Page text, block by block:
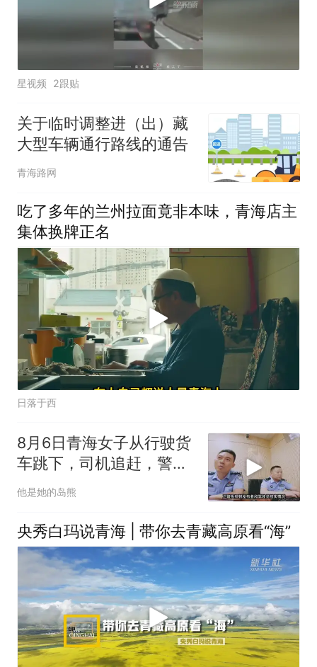
星视频 2跟贴
关于临时调整进（出）藏
大型车辆通行路线的通告
青海路网
吃了多年的兰州拉面竟非本味，青海店主
集体换牌正名
日落于西
8月6日青海女子从行驶货
车跳下，司机追赶，警方
介入
他是她的岛熊
央秀白玛说青海 | 带你去青藏高原看“海”